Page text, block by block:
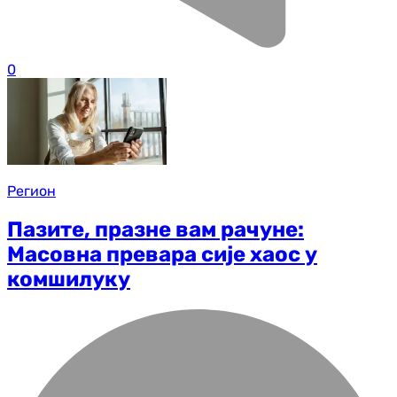
0
Регион
Пазите, празне вам рачуне:
Масовна превара сије хаос у
комшилуку